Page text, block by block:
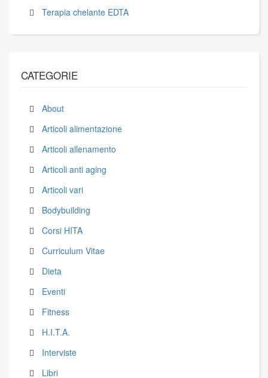
Terapia chelante EDTA
CATEGORIE
About
Articoli alimentazione
Articoli allenamento
Articoli anti aging
Articoli vari
Bodybuilding
Corsi HITA
Curriculum Vitae
Dieta
Eventi
Fitness
H.I.T.A.
Interviste
Libri